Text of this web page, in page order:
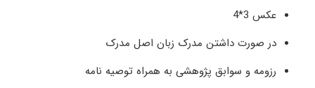
عکس 3*4
در صورت داشتن مدرک زبان اصل مدرک
رزومه و سوابق پژوهشی به همراه توصیه نامه